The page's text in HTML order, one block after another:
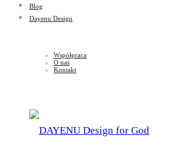
Blog
Dayenu Design
Współpraca
O nas
Kontakt